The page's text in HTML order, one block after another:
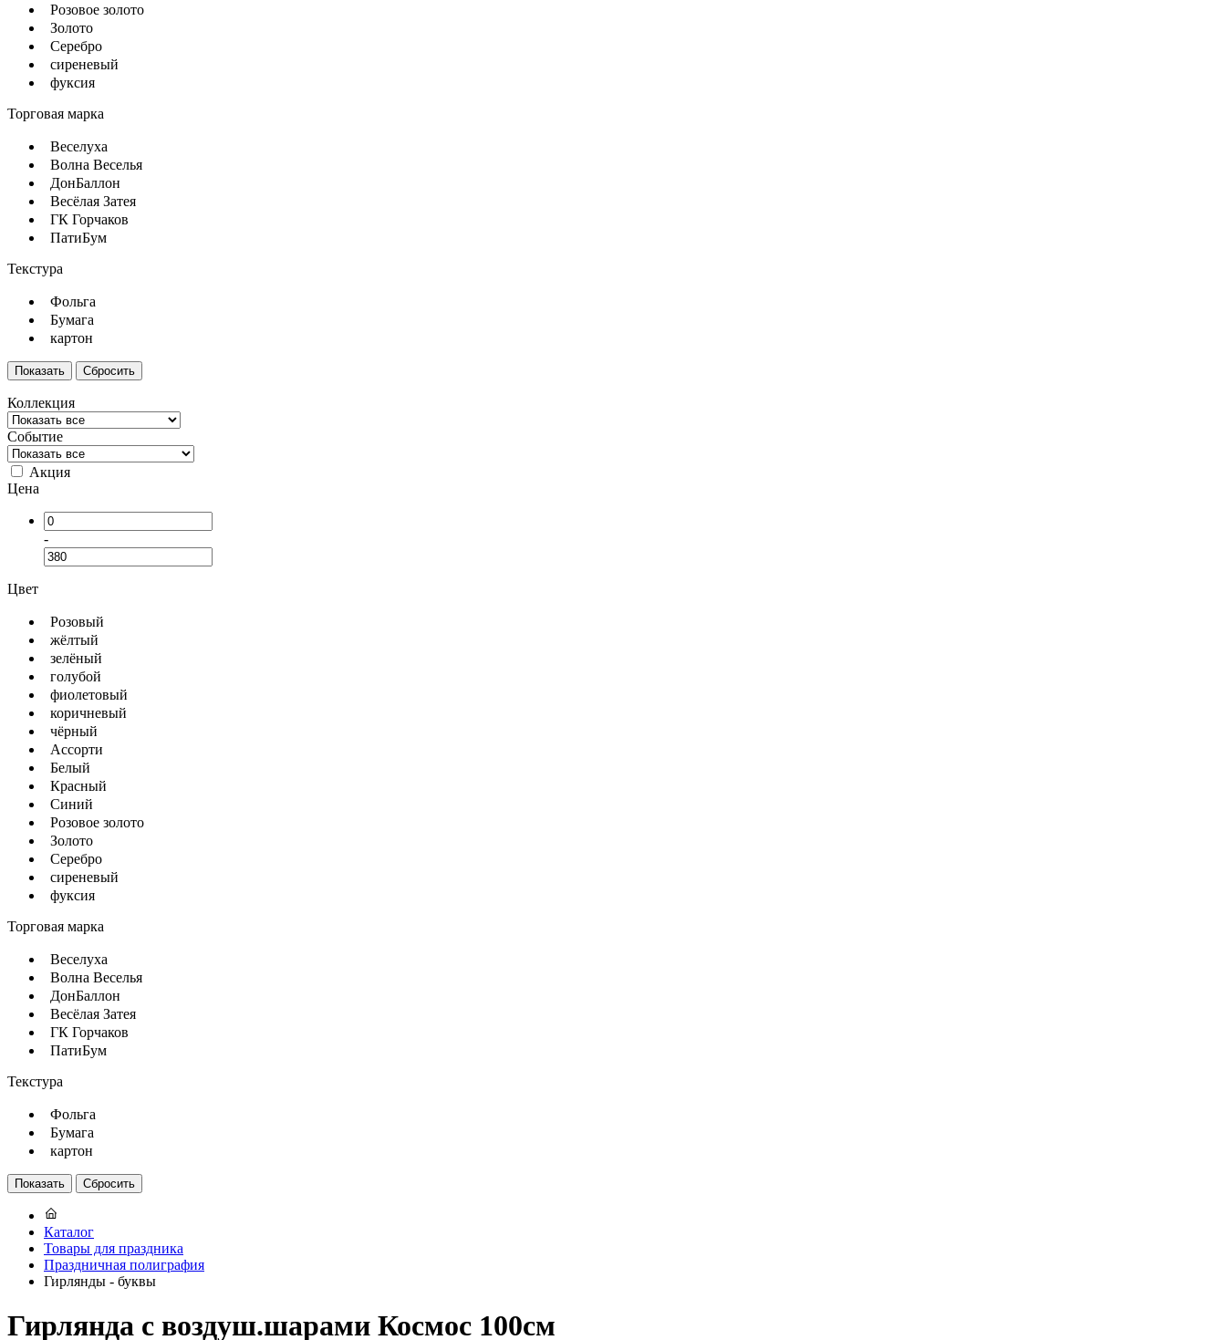
Розовое золото
Золото
Серебро
сиреневый
фуксия
Торговая марка
Веселуха
Волна Веселья
ДонБаллон
Весёлая Затея
ГК Горчаков
ПатиБум
Текстура
Фольга
Бумага
картон
Коллекция
Событие
Акция
Цена
-
Цвет
Розовый
жёлтый
зелёный
голубой
фиолетовый
коричневый
чёрный
Ассорти
Белый
Красный
Синий
Розовое золото
Золото
Серебро
сиреневый
фуксия
Торговая марка
Веселуха
Волна Веселья
ДонБаллон
Весёлая Затея
ГК Горчаков
ПатиБум
Текстура
Фольга
Бумага
картон
Каталог
Товары для праздника
Праздничная полиграфия
Гирлянды - буквы
Гирлянда с воздуш.шарами Космос 100см